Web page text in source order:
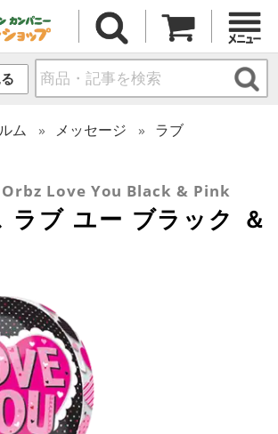
ム メッセージ
ラブ
Love You Black & Pink
ラブ ユー ブラック ＆